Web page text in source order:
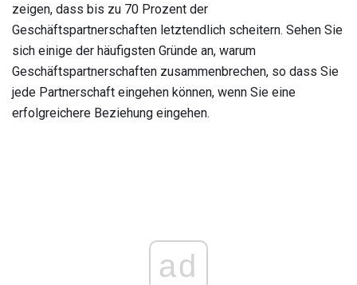
zeigen, dass bis zu 70 Prozent der
Geschäftspartnerschaften letztendlich scheitern. Sehen Sie
sich einige der häufigsten Gründe an, warum
Geschäftspartnerschaften zusammenbrechen, so dass Sie
jede Partnerschaft eingehen können, wenn Sie eine
erfolgreichere Beziehung eingehen.
ad